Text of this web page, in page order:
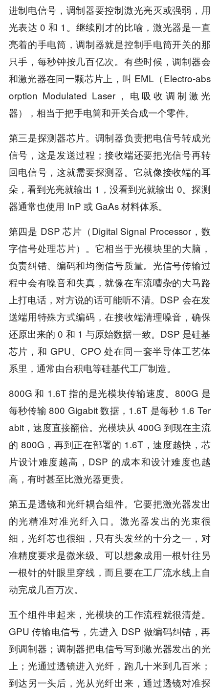
进制电信号，调制器要控制激光亮灭或强弱，用
光表达 0 和 1。继续刚才的比喻，激光器是一直
亮着的手电筒，调制器就是控制手电筒开关的那
只手，每秒钟按几百亿次。有些时候，调制器会
和激光器在同一颗芯片上，叫 EML（Electro-abs
orption Modulated Laser，电吸收调制激光
器），相当于把手电筒和开关合成一个零件。
第三是探测器芯片。调制器负责把电信号转成光
信号，这是发送过程；接收端还要把光信号再转
回电信号，这就需要探测器。它就像接收端的耳
朵，看到光亮就输出 1，没看到光就输出 0。探测
器通常也使用 InP 或 GaAs 材料体系。
第四是 DSP 芯片（Digital Signal Processor，数
字信号处理芯片）。它相当于光模块里的大脑，
负责纠错、编码和均衡信号质量。光信号传输过
程中会有噪音和失真，就像在车流嘈杂的大马路
上打电话，对方说的话可能听不清。DSP 会在发
送端用特殊方式编码，在接收端清理噪音，确保
还原出来的 0 和 1 与原始数据一致。DSP 是硅基
芯片，和 GPU、CPO 处在同一套半导体工艺体
系里，通常由台积电等硅基代工厂制造。
800G 和 1.6T 指的是光模块传输速度。800G 是
每秒传输 800 Gigabit 数据，1.6T 是每秒 1.6 Ter
abit，速度直接翻倍。光模块从 400G 到现在主流
的 800G，再到正在部署的 1.6T，速度越快，芯
片设计难度越高，DSP 的成本和设计难度也越
高，有时甚至比激光器更贵。
第五是透镜和光纤耦合组件。它要把激光器发出
的光精准对准光纤入口。激光器发出的光束很
细，光纤芯也很细，只有头发丝的十分之一，对
准精度要求是微米级。可以想象成用一根针往另
一根针的针眼里穿线，而且要在工厂流水线上自
动完成几百万次。
五个组件串起来，光模块的工作流程就很清楚。
GPU 传输电信号，先进入 DSP 做编码纠错，再
到调制器；调制器把电信号写到激光器发出的光
上；光通过透镜进入光纤，跑几十米到几百米；
到达另一头后，光从光纤出来，通过透镜对准探